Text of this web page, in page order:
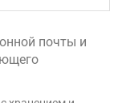
почты и